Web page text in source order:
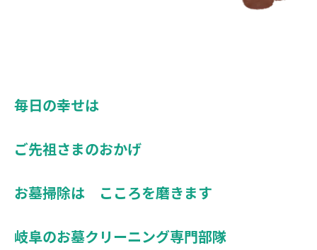
毎日の幸せは
ご先祖さまのおかげ
お墓掃除は こころを磨きます
岐阜のお墓クリーニング専門部隊